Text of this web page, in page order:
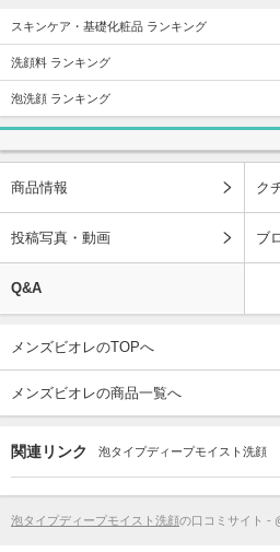
スキンケア・基礎化粧品 ランキング
洗顔料 ランキング
泡洗顔 ランキング
商品情報 ク
投稿写真・動画 ブ
Q&A
メンズビオレのTOPへ
メンズビオレの商品一覧へ
関連リンク 泡タイプディープモイスト洗顔
泡タイプディープモイスト洗顔の口コミサイト -